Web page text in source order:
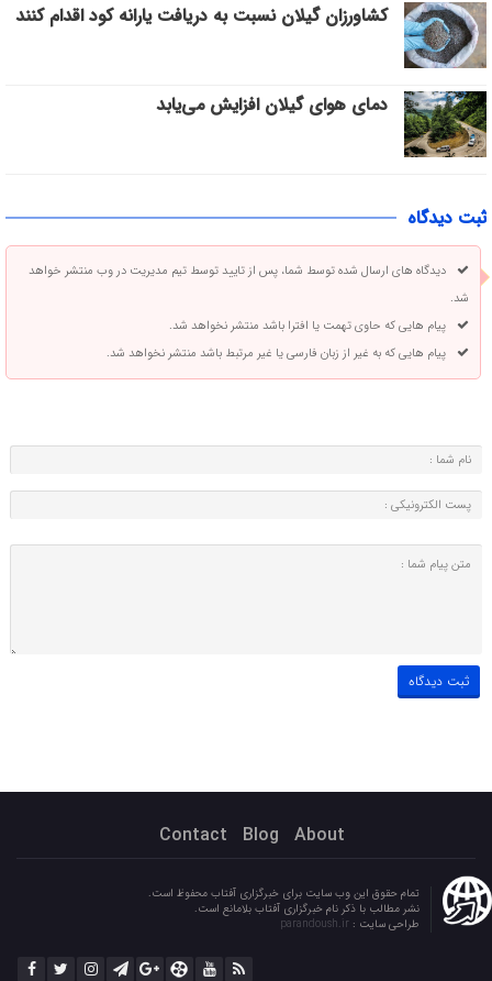
کشاورزان گیلان نسبت به دریافت یارانه کود اقدام کنند
دمای هوای گیلان افزایش می‌یابد
ثبت دیدگاه
دیدگاه های ارسال شده توسط شما، پس از تایید توسط تیم مدیریت در وب منتشر خواهد
شد.
پیام هایی که حاوی تهمت یا افترا باشد منتشر نخواهد شد.
پیام هایی که به غیر از زبان فارسی یا غیر مرتبط باشد منتشر نخواهد شد.
About
Blog
Contact
تمام حقوق این وب سایت برای خبرگزاری آفتاب محفوظ است.
نشر مطالب با ذکر نام خبرگزاری آفتاب بلامانع است.
طراحی سایت :